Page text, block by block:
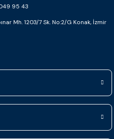
95 43
Mh. 1203/7 Sk. No:2/G Konak, İzmir